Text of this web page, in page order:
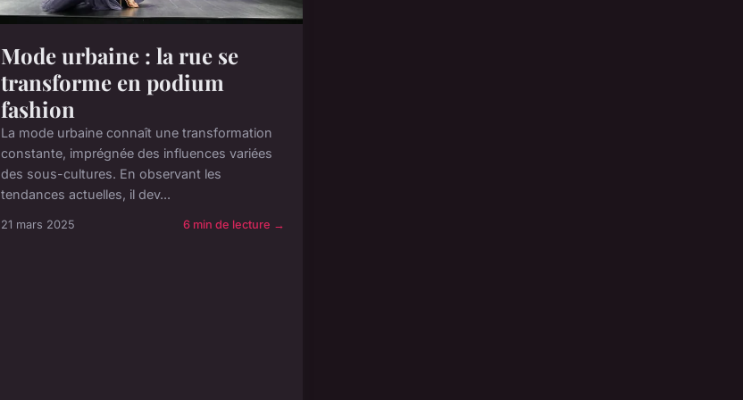
Mode urbaine : la rue se
transforme en podium
fashion
La mode urbaine connaît une transformation
constante, imprégnée des influences variées
des sous-cultures. En observant les
tendances actuelles, il dev...
21 mars 2025 6 min de lecture →